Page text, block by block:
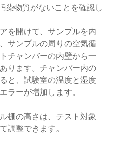
染物質がないことを確認し
を開けて、サンプルを内
サンプルの周りの空気循
チャンバーの内壁から一
ります。チャンバー内の
と、試験室の温度と湿度
ラーが増加します。
棚の高さは、テスト対象
調整できます。